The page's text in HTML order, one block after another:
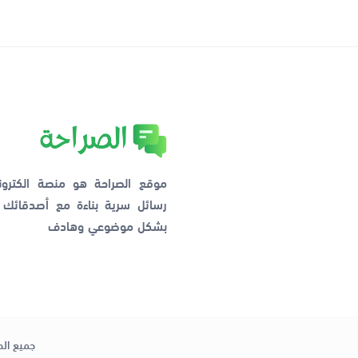
موقع الصراحة هو منصة
رسائل سرية بناءة مع
بشكل موضوعي وهادف
جميع